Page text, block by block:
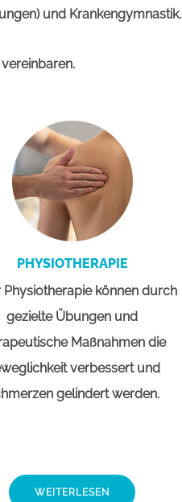
und Krankengymnastik.
PHYSIOTHERAPIE
Physiotherapie können durch
gezielte Übungen und
Maßnahmen die
verbessert und
gelindert werden.
WEITERLESEN